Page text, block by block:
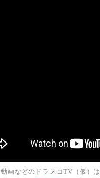
画などのドラスコTV（仮）は